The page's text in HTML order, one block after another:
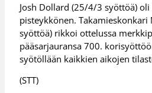
Josh Dollard (25/4/3 syöttöä)
pisteykkönen.
syöttöä) rikkoi ottelussa
pääsarjauransa 700.
syötöllään kaikkien aikojen
(STT)